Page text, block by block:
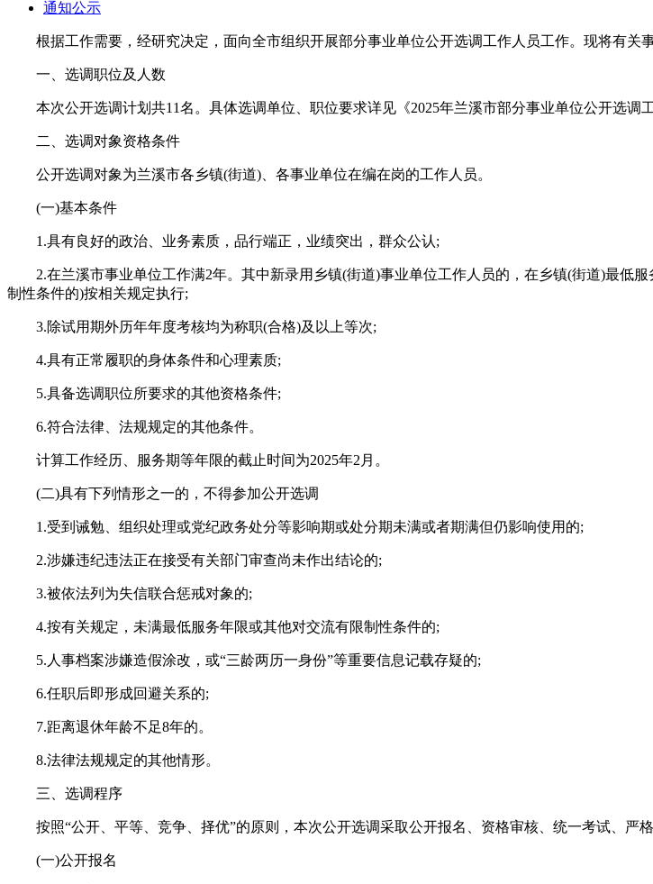
通知公示
根据工作需要，经研究决定，面向全市组织开展部分事业单位公开选调工作人员工作。现将有关
一、选调职位及人数
本次公开选调计划共11名。具体选调单位、职位要求详见《2025年兰溪市部分事业单位公开选调
二、选调对象资格条件
公开选调对象为兰溪市各乡镇(街道)、各事业单位在编在岗的工作人员。
(一)基本条件
1.具有良好的政治、业务素质，品行端正，业绩突出，群众公认;
2.在兰溪市事业单位工作满2年。其中新录用乡镇(街道)事业单位工作人员的，在乡镇(街道)最低
制性条件的)按相关规定执行;
3.除试用期外历年年度考核均为称职(合格)及以上等次;
4.具有正常履职的身体条件和心理素质;
5.具备选调职位所要求的其他资格条件;
6.符合法律、法规规定的其他条件。
计算工作经历、服务期等年限的截止时间为2025年2月。
(二)具有下列情形之一的，不得参加公开选调
1.受到诫勉、组织处理或党纪政务处分等影响期或处分期未满或者期满但仍影响使用的;
2.涉嫌违纪违法正在接受有关部门审查尚未作出结论的;
3.被依法列为失信联合惩戒对象的;
4.按有关规定，未满最低服务年限或其他对交流有限制性条件的;
5.人事档案涉嫌造假涂改，或“三龄两历一身份”等重要信息记载存疑的;
6.任职后即形成回避关系的;
7.距离退休年龄不足8年的。
8.法律法规规定的其他情形。
三、选调程序
按照“公开、平等、竞争、择优”的原则，本次公开选调采取公开报名、资格审核、统一考试、严
(一)公开报名